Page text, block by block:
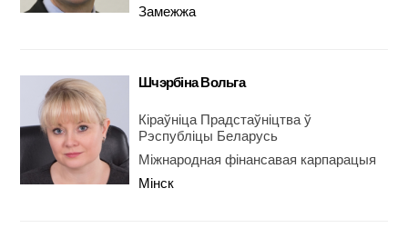
Замежжа
Шчэрбіна Вольга
Кіраўніца Прадстаўніцтва ў
Рэспубліцы Беларусь
Міжнародная фінансавая карпарацыя
Мінск